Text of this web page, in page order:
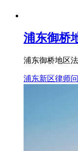
浦东御桥
浦东御桥地区
浦东新区律师